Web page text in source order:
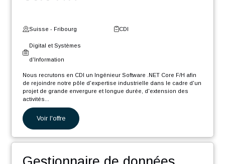
Nos autres offres
Ingénieur Software .NET